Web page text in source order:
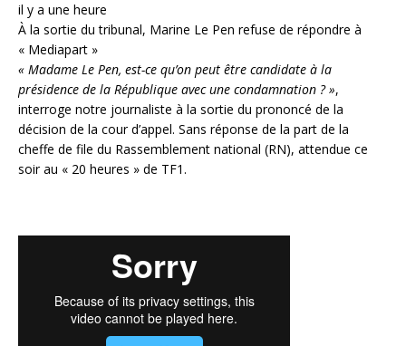
il y a une heure
À la sortie du tribunal, Marine Le Pen refuse de répondre à
« Mediapart »
« Madame Le Pen, est-ce qu’on peut être candidate à la
présidence de la République avec une condamnation ? »,
interroge notre journaliste à la sortie du prononcé de la
décision de la cour d’appel. Sans réponse de la part de la
cheffe de file du Rassemblement national (RN), attendue ce
soir au « 20 heures » de TF1.